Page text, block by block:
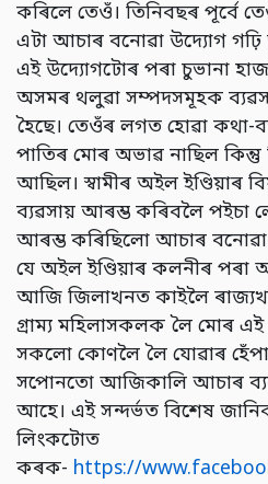
কৰিলে তেওঁ। তিনিবছৰ পূৰ্বে
এটা আচাৰ বনোৱা উদ্যোগ গঢ়ি
এই উদ্যোগটোৰ পৰা চুভানা
অসমৰ থলুৱা সম্পদসমূহক
হৈছে। তেওঁৰ লগত হোৱা কথা-
পাতিৰ মোৰ অভাৱ নাছিল
আছিল। স্বামীৰ অইল ইণ্ডিয়াৰ
ব্যৱসায় আৰম্ভ কৰিবলৈ পইচা
আৰম্ভ কৰিছিলো আচাৰ
যে অইল ইণ্ডিয়াৰ কলনীৰ পৰা
আজি জিলাখনত কাইলৈ
গ্ৰাম্য মহিলাসকলক লৈ মোৰ
সকলো কোণলৈ লৈ যোৱাৰ
সপোনতো আজিকালি আচাৰ
আহে। এই সন্দৰ্ভত বিশেষ
লিংকটোত
কৰক- https://